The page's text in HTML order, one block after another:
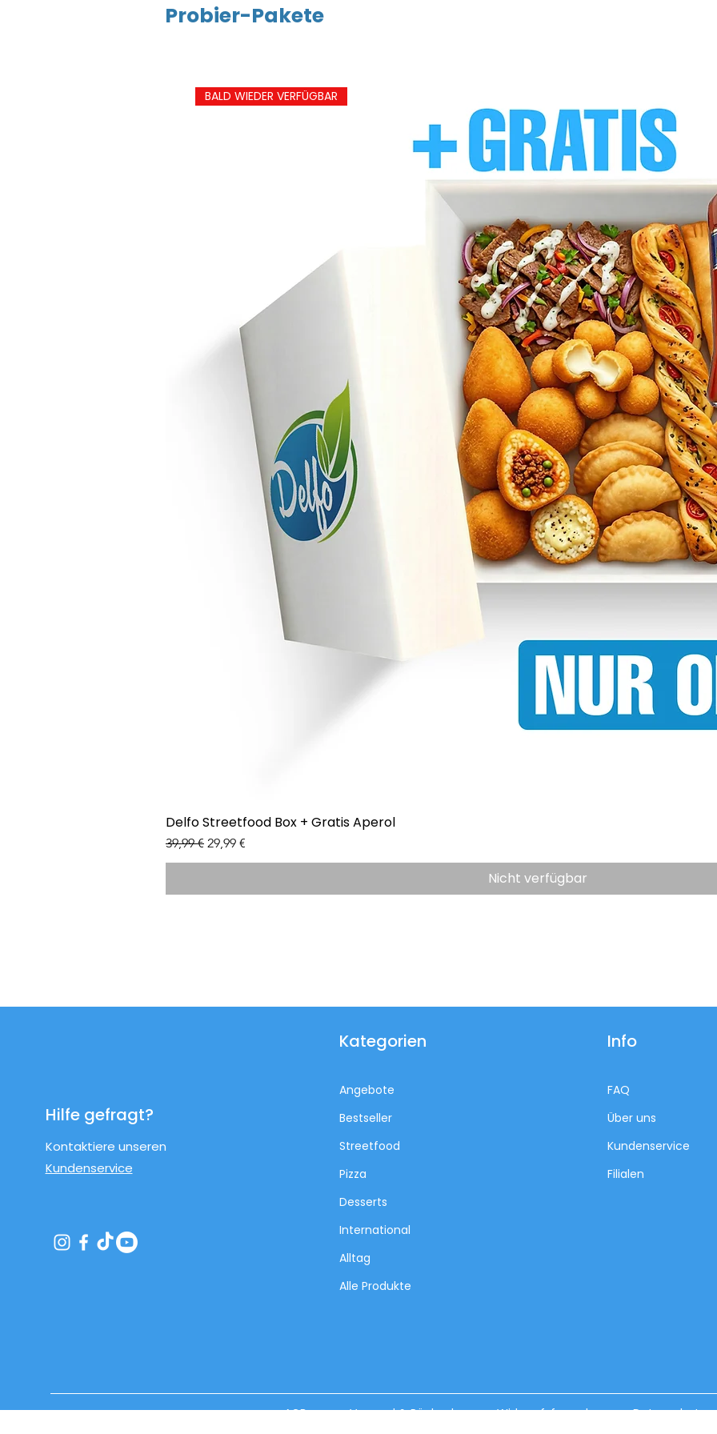
Probier-Pakete
BALD WIEDER VERFÜGBAR
Delfo Streetfood Box + Gratis Aperol
Standardpreis
39,99 € Sale-Preis
29,99 €
Nicht verfügbar
Hilfe gefragt?
Kontaktiere unseren
Kundenservice
Kategorien
Angebote
Bestseller
Streetfood
Pizza
Desserts
International
Alltag
Alle Produkte
Info
FAQ
Über uns
Kundenservice
Filialen
AGB Versand & Rückgabe Widerrufsformular Datenschutz